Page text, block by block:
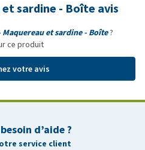
sardine - Boîte avis
Maquereau et sardine - Boîte?
ce produit
votre avis
d’aide ?
service client